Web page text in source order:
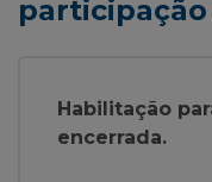
Habilitação
encerrada.